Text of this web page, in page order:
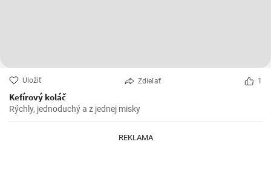
Uložiť Zdieľať 1
Kefírový koláč
Rýchly, jednoduchý a z jednej misky
REKLAMA